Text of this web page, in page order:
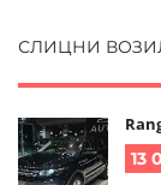
СЛИЦНИ
13